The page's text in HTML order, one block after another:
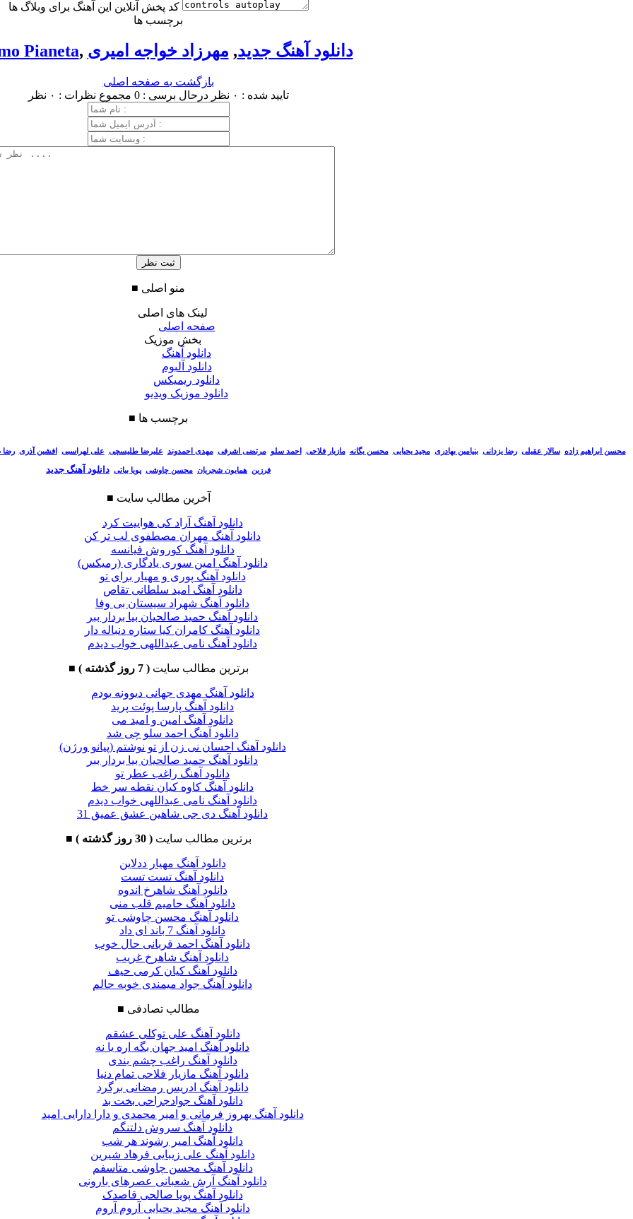
کد پخش آنلاین این آهنگ برای وبلاگ ها
برچسب ها
Pianeta, دانلود آهنگ جدید, مهرزاد خواجه امیری
بازگشت به صفحه اصلی
تایید شده : ۰ نظر
درحال برسی : 0 مجموع نظرات : ۰ نظر
■ منو اصلی
لینک های اصلی
صفحه اصلی
بخش موزیک
دانلود آهنگ
دانلود آلبوم
دانلود ریمیکس
دانلود موزیک ویدیو
■ برچسب ها
محسن ابراهیم زاده سالار عقیلی رضا یزدانی بنیامین بهادری مجید یحیایی محسن یگانه مازیار فلاحی احمد سلو مرتضی اشرفی مهدی احمدوند علیرضا طلیسچی علی لهراسبی افشین آذری رضا
فرزین همایون شجریان محسن چاوشی پویا بیاتی دانلود آهنگ جدید
■ آخرین مطالب سایت
دانلود آهنگ آراد کی هواییت کرد
دانلود آهنگ مهران مصطفوی لب تر کن
دانلود آهنگ کوروش فیانسه
دانلود آهنگ امین سوری یادگاری (رمیکس)
دانلود آهنگ پوری و مهیار برای تو
دانلود آهنگ امید سلطانی تقاص
دانلود آهنگ شهراد سیستان بی وفا
دانلود آهنگ حمید صالحیان بیا بردار ببر
دانلود آهنگ کامران کیا ستاره دنباله دار
دانلود آهنگ نامی عبداللهی خواب دیدم
■ برترین مطالب سایت( 7 روز گذشته )
دانلود آهنگ مهدی جهانی دیوونه بودم
دانلود آهنگ پارسا پوئت پرید
دانلود آهنگ امین و امید می
دانلود آهنگ احمد سلو چی شد
دانلود آهنگ احسان نی زن از تو نوشتم (پیانو ورژن)
دانلود آهنگ حمید صالحیان بیا بردار ببر
دانلود آهنگ راغب عطر تو
دانلود آهنگ کاوه کیان نقطه سر خط
دانلود آهنگ نامی عبداللهی خواب دیدم
دانلود آهنگ دی جی شاهین عشق عمیق 31
■ برترین مطالب سایت( 30 روز گذشته )
دانلود آهنگ مهیار ددلاین
دانلود آهنگ تست تست
دانلود آهنگ شاهرخ اندوه
دانلود آهنگ حامیم قلب منی
دانلود آهنگ محسن چاوشی تو
دانلود آهنگ 7 باند ای داد
دانلود آهنگ احمد قربانی حال خوب
دانلود آهنگ شاهرخ غریب
دانلود آهنگ کیان کرمی حیف
دانلود آهنگ جواد میمندی خوبه حالم
■ مطالب تصادفی
دانلود آهنگ علی توکلی عشقم
دانلود آهنگ امید جهان بگه اره یا نه
دانلود آهنگ راغب چشم بندی
دانلود آهنگ مازیار فلاحی تمام دنیا
دانلود آهنگ ادریس رمضانی برگرد
دانلود آهنگ جوادجراحی بخت بد
دانلود آهنگ بهروز فرمانی و امیر محمدی و دارا دارایی امید
دانلود آهنگ سروش دلتنگم
دانلود آهنگ امیر رشوند هر شب
دانلود آهنگ علی زیبایی فرهاد شیرین
دانلود آهنگ محسن چاوشی متاسفم
دانلود آهنگ آرش شعبانی عصرهای بارونی
دانلود آهنگ پویا صالحی قاصدک
دانلود آهنگ مجید یحیایی آروم آروم